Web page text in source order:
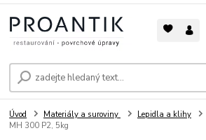
Úvod Materiály a suroviny Lepidla a klihy
MH 300 P2, 5kg